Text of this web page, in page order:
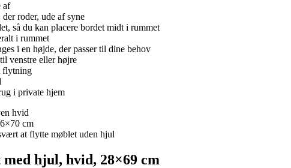
af
roder, ude af syne
så du kan placere bordet midt i rummet
i rummet
i en højde, der passer til dine behov
venstre eller højre
flytning
i private hjem
hvid
cm
at flytte møblet uden hjul
hjul, hvid, 28×69 cm